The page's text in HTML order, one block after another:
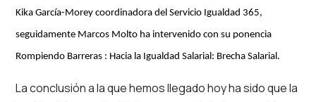
Kika García-Morey coordinadora del Servicio Igualdad 365,
seguidamente Marcos Molto ha intervenido con su ponencia
Rompiendo Barreras : Hacia la Igualdad Salarial: Brecha Salarial.
La conclusión a la que hemos llegado hoy ha sido que la